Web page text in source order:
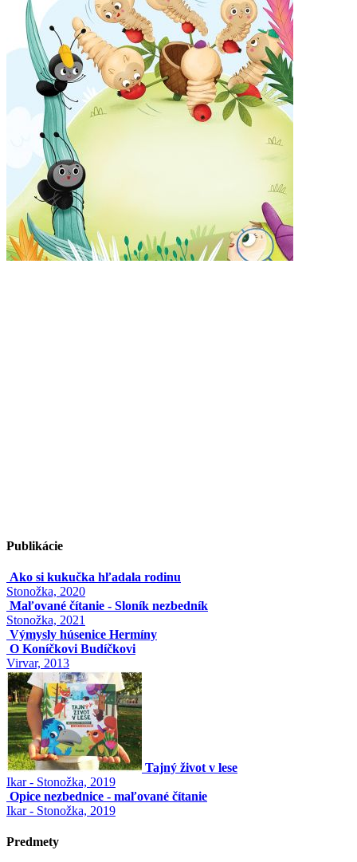
Publikácie
Ako si kukučka hľadala rodinu
Stonožka, 2020
Maľované čítanie - Sloník nezbedník
Stonožka, 2021
Výmysly húsenice Hermíny
O Koníčkovi Budíčkovi
Virvar, 2013
Tajný život v lese
Ikar - Stonožka, 2019
Opice nezbednice - maľované čítanie
Ikar - Stonožka, 2019
Predmety